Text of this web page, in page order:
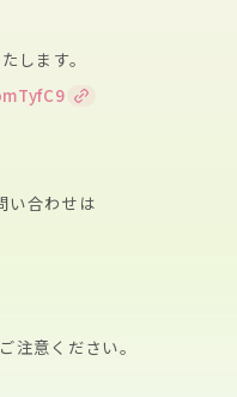
します。
い合わせは
注意ください。